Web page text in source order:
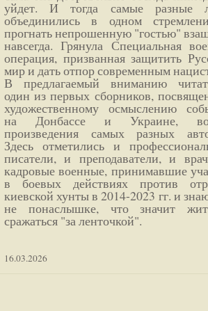
уйдет. И тогда самые разные
объединились в одном
прогнать непрошенную "гостью"
навсегда. Грянула Специальная
операция, призванная защитить
мир и дать отпор современным
В предлагаемый вниманию
один из первых сборников,
художественному осмыслению
на Донбассе и Украине,
произведения самых разных
Здесь отметились и
писатели, и преподаватели, и
кадровые военные, принимавшие
в боевых действиях против
киевской хунты в 2014-2023 гг. и
не понаслышке, что значит
сражаться "за ленточкой".
16.03.2026